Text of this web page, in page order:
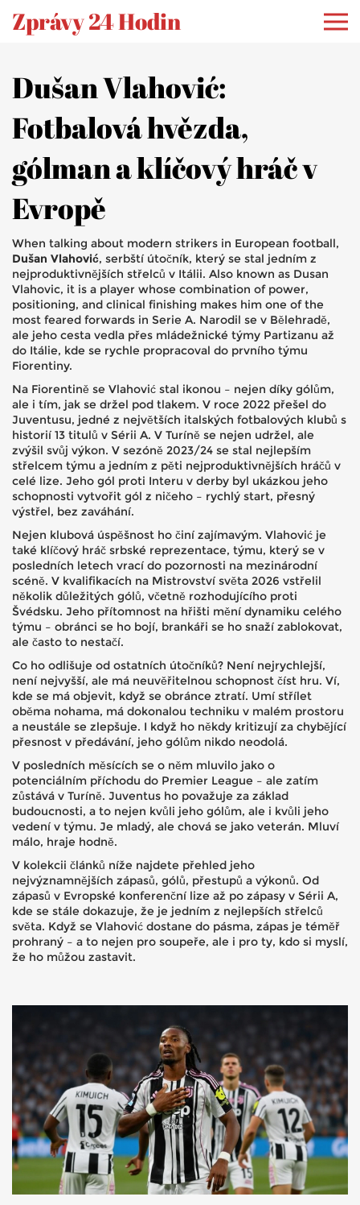
Zprávy 24 Hodin
Dušan Vlahović:
Fotbalová hvězda,
gólman a klíčový hráč v
Evropě
When talking about modern strikers in European football,
Dušan Vlahović, serbští útočník, který se stal jedním z
nejproduktivnějších střelců v Itálii. Also known as Dusan
Vlahovic, it is a player whose combination of power,
positioning, and clinical finishing makes him one of the
most feared forwards in Serie A. Narodil se v Bělehradě,
ale jeho cesta vedla přes mládežnické týmy Partizanu až
do Itálie, kde se rychle propracoval do prvního týmu
Fiorentiny.
Na Fiorentině se Vlahović stal ikonou – nejen díky gólům,
ale i tím, jak se držel pod tlakem. V roce 2022 přešel do
Juventusu, jedné z největších italských fotbalových klubů s
historií 13 titulů v Sérii A. V Turíně se nejen udržel, ale
zvýšil svůj výkon. V sezóně 2023/24 se stal nejlepším
střelcem týmu a jedním z pěti nejproduktivnějších hráčů v
celé lize. Jeho gól proti Interu v derby byl ukázkou jeho
schopnosti vytvořit gól z ničeho – rychlý start, přesný
výstřel, bez zaváhání.
Nejen klubová úspěšnost ho činí zajímavým. Vlahović je
také klíčový hráč srbské reprezentace, týmu, který se v
posledních letech vrací do pozornosti na mezinárodní
scéně. V kvalifikacích na Mistrovství světa 2026 vstřelil
několik důležitých gólů, včetně rozhodujícího proti
Švédsku. Jeho přítomnost na hřišti mění dynamiku celého
týmu – obránci se ho bojí, brankáři se ho snaží zablokovat,
ale často to nestačí.
Co ho odlišuje od ostatních útočníků? Není nejrychlejší,
není nejvyšší, ale má neuvěřitelnou schopnost číst hru. Ví,
kde se má objevit, když se obránce ztratí. Umí střílet
oběma nohama, má dokonalou techniku v malém prostoru
a neustále se zlepšuje. I když ho někdy kritizují za chybějící
přesnost v předávání, jeho gólům nikdo neodolá.
V posledních měsících se o něm mluvilo jako o
potenciálním příchodu do Premier League – ale zatím
zůstává v Turíně. Juventus ho považuje za základ
budoucnosti, a to nejen kvůli jeho gólům, ale i kvůli jeho
vedení v týmu. Je mladý, ale chová se jako veterán. Mluví
málo, hraje hodně.
V kolekcii článků níže najdete přehled jeho
nejvýznamnějších zápasů, gólů, přestupů a výkonů. Od
zápasů v Evropské konferenční lize až po zápasy v Sérii A,
kde se stále dokazuje, že je jedním z nejlepších střelců
světa. Když se Vlahović dostane do pásma, zápas je téměř
prohraný – a to nejen pro soupeře, ale i pro ty, kdo si myslí,
že ho můžou zastavit.